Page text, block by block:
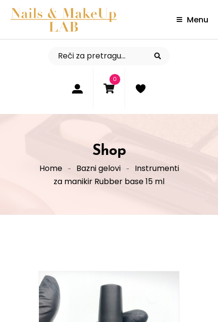
Menu
0
Shop
Home Bazni gelovi
Instrumenti
za manikir Rubber base 15 ml